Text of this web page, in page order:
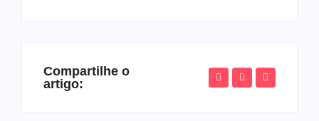
Compartilhe o
artigo: